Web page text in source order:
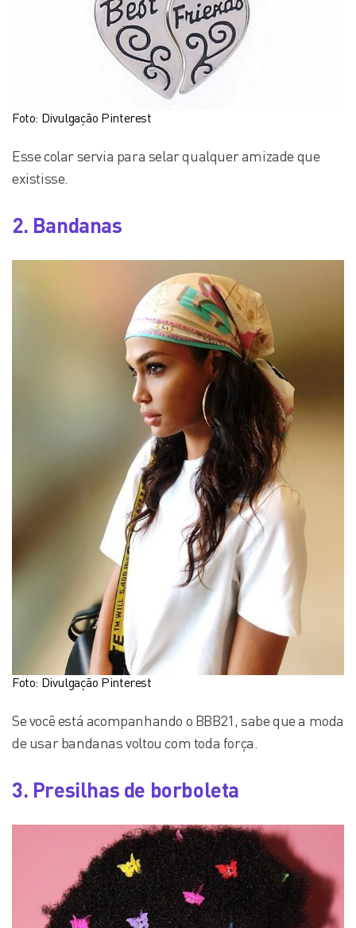
Foto: Divulgação Pinterest
Esse colar servia para selar qualquer amizade que
existisse.
2. Bandanas
Foto: Divulgação Pinterest
Se você está acompanhando o BBB21, sabe que a moda
de usar bandanas voltou com toda força.
3. Presilhas de borboleta